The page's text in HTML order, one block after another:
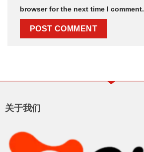
browser for the next time I comment.
关于我们